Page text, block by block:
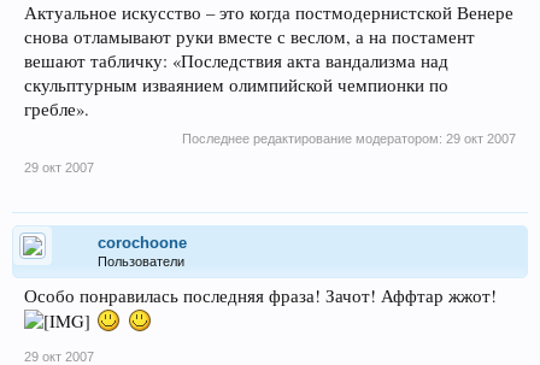
Актуальное искусство – это когда постмодернистской Венере
снова отламывают руки вместе с веслом, а на постамент
вешают табличку: «Последствия акта вандализма над
скульптурным изваянием олимпийской чемпионки по
гребле».
Последнее редактирование модератором: 29 окт 2007
29 окт 2007
corochoone
Пользователи
Особо понравилась последняя фраза! Зачот! Аффтар жжот!
29 окт 2007